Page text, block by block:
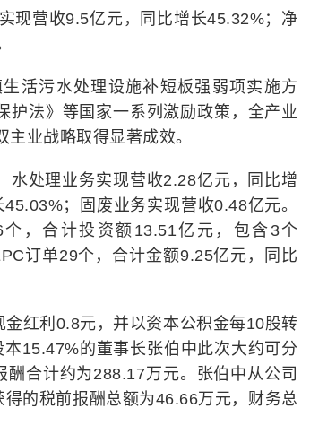
现营收9.5亿元，同比增长45.32%；净
活污水处理设施补短板强弱项实施方
护法》等国家一系列激励政策，全产业
业战略取得显著成效。
水处理业务实现营收2.28亿元，同比增
；固废业务实现营收0.48亿元。
，合计投资额13.51亿元，包含3个
订单29个，合计金额9.25亿元，同比
红利0.8元，并以资本公积金每10股转
15.47%的董事长张伯中此次大约可分
合计约为288.17万元。张伯中从公司
的税前报酬总额为46.66万元，财务总